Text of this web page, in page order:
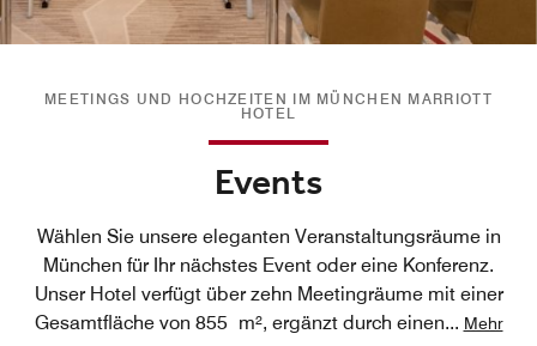
MEETINGS UND HOCHZEITEN IM MÜNCHEN MARRIOTT
HOTEL
Events
Wählen Sie unsere eleganten Veranstaltungsräume in
München für Ihr nächstes Event oder eine Konferenz.
Unser Hotel verfügt über zehn Meetingräume mit einer
Gesamtfläche von 855 m², ergänzt durch einen... Mehr